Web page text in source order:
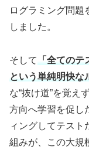
ログラミング問題
しました。
そして
「全ての
という単純明快な
な“抜け道”を覚え
方向へ学習を促し
ィングしてテスト
組みが、この大規